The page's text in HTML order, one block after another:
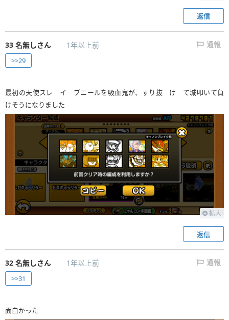
返信
33 名無しさん 1年以上前 通報
>>29
最初の天使スレ イ プニールを吸血鬼が、すり抜 け て城叩いて負
けそうになりました
拡大
返信
32 名無しさん 1年以上前 通報
>>31
面白かった